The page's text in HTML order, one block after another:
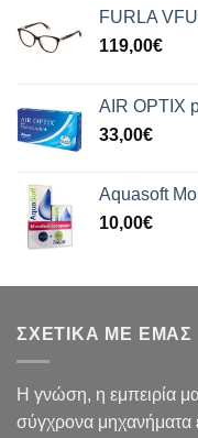
FURLA
119,00€
AIR OPTIX
33,00€
Aquasoft
10,00€
ΣΧΕΤΙΚΑ ΜΕ ΕΜΑΣ
Η γνώση, η εμπειρία
σύγχρονα μηχανήματα